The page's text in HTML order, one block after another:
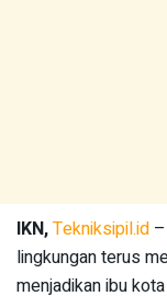
IKN,Tekniksipil.id
lingkungan terus
menjadikan ibu